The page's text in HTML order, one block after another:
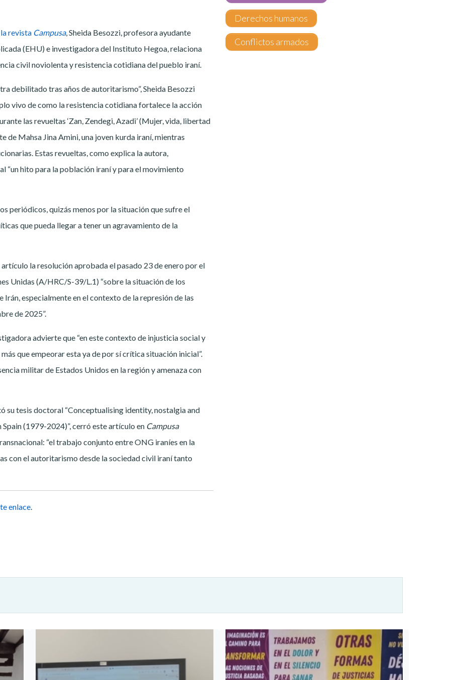
revista Campusa, Sheida Besozzi, profesora ayudante
(EHU) e investigadora del Instituto Hegoa, relaciona
civil noviolenta y resistencia cotidiana del pueblo iraní.
debilitado tras años de autoritarismo”, Sheida Besozzi
vivo de como la resistencia cotidiana fortalece la acción
las revueltas ‘Zan, Zendegi, Azadi’ (Mujer, vida, libertad
de Mahsa Jina Amini, una joven kurda iraní, mientras
Estas revueltas, como explica la autora,
“un hito para la población iraní y para el movimiento
periódicos, quizás menos por la situación que sufre el
que pueda llegar a tener un agravamiento de la
la resolución aprobada el pasado 23 de enero por el
Unidas (A/HRC/S-39/L.1) “sobre la situación de los
Irán, especialmente en el contexto de la represión de las
de 2025”.
advierte que “en este contexto de injusticia social y
que empeorar esta ya de por sí crítica situación inicial”.
militar de Estados Unidos en la región y amenaza con
su tesis doctoral “Conceptualising identity, nostalgia and
(1979-2024)”, cerró este artículo en Campusa
“el trabajo conjunto entre ONG iraníes en la
con el autoritarismo desde la sociedad civil iraní tanto
enlace.
Derechos humanos
Conflictos armados